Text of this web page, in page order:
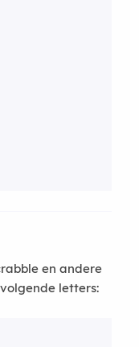
en andere
letters: